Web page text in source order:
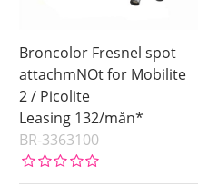
Broncolor Fresnel spot
attachmNOt for Mobilite
2 / Picolite
Leasing 132/mån*
BR-3363100